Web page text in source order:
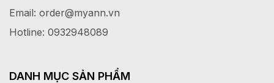
Email: order@myann.vn
Hotline: 0932948089
DANH MỤC SẢN PHẨM